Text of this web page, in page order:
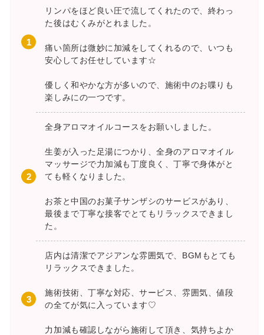
リンパをほど良い圧で流してくれたので、終わっ
た後はむくみがとれました。
痛い箇所は微妙に加減をしてくれるので、いつも
安心してお任せしています☆
優しく和やかな方が多いので、施術中のお喋りも
楽しみにの一つです。
全身アロマオイルコースをお願いしました。
生姜が入った足湯につかり、全身のアロマオイル
マッサージで力加減も丁度良く、丁寧で身体がと
ても軽くなりました。
お茶と中国のお菓子サンザシのサービスがあり、
最後まで丁寧な接客でとてもリラックスできまし
た。
店内は清潔でアジアンな雰囲気で、BGMもとても
リラックスできました。
施術技術、丁寧な対応、サービス、雰囲気、値段
の全てが気に入っています♡
力加減も確認しながら施術して頂き、気持ちよか